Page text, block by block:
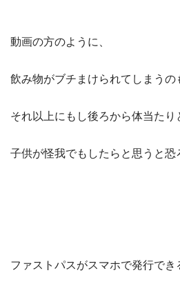
動画の方のように、
飲み物がブチまけられてしまうの
それ以上にもし後ろから体当たり
子供が怪我でもしたらと思うと恐
ファストパスがスマホで発行でき